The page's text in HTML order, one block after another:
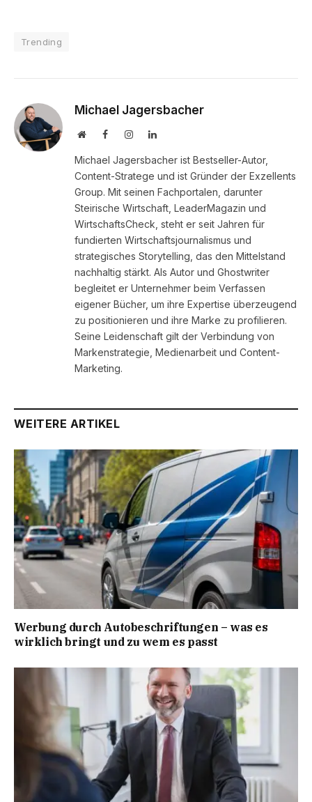
Trending
Michael Jagersbacher
WebsiteFacebookInstagramLinkedIn
Michael Jagersbacher ist Bestseller-Autor,
Content-Stratege und ist Gründer der Exzellents
Group. Mit seinen Fachportalen, darunter
Steirische Wirtschaft, LeaderMagazin und
WirtschaftsCheck, steht er seit Jahren für
fundierten Wirtschaftsjournalismus und
strategisches Storytelling, das den Mittelstand
nachhaltig stärkt. Als Autor und Ghostwriter
begleitet er Unternehmer beim Verfassen
eigener Bücher, um ihre Expertise überzeugend
zu positionieren und ihre Marke zu profilieren.
Seine Leidenschaft gilt der Verbindung von
Markenstrategie, Medienarbeit und Content-
Marketing.
WEITERE ARTIKEL
Werbung durch Autobeschriftungen – was es
wirklich bringt und zu wem es passt